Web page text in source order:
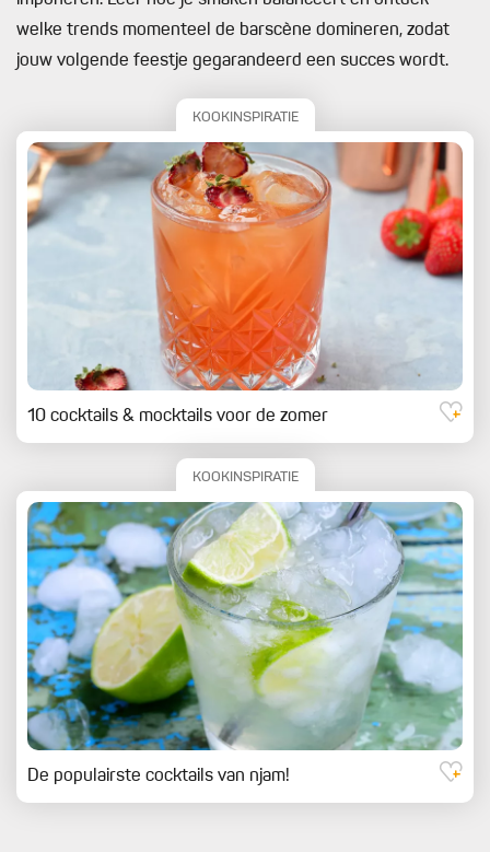
welke trends momenteel de barscène domineren, zodat
jouw volgende feestje gegarandeerd een succes wordt.
KOOKINSPIRATIE
10 cocktails & mocktails voor de zomer
KOOKINSPIRATIE
De populairste cocktails van njam!